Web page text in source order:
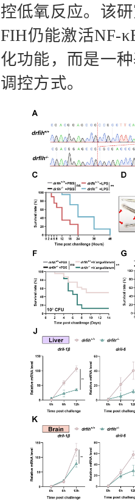
控低氧反应。该
FIH仍能激活NF-
化功能，而是一
调控方式。